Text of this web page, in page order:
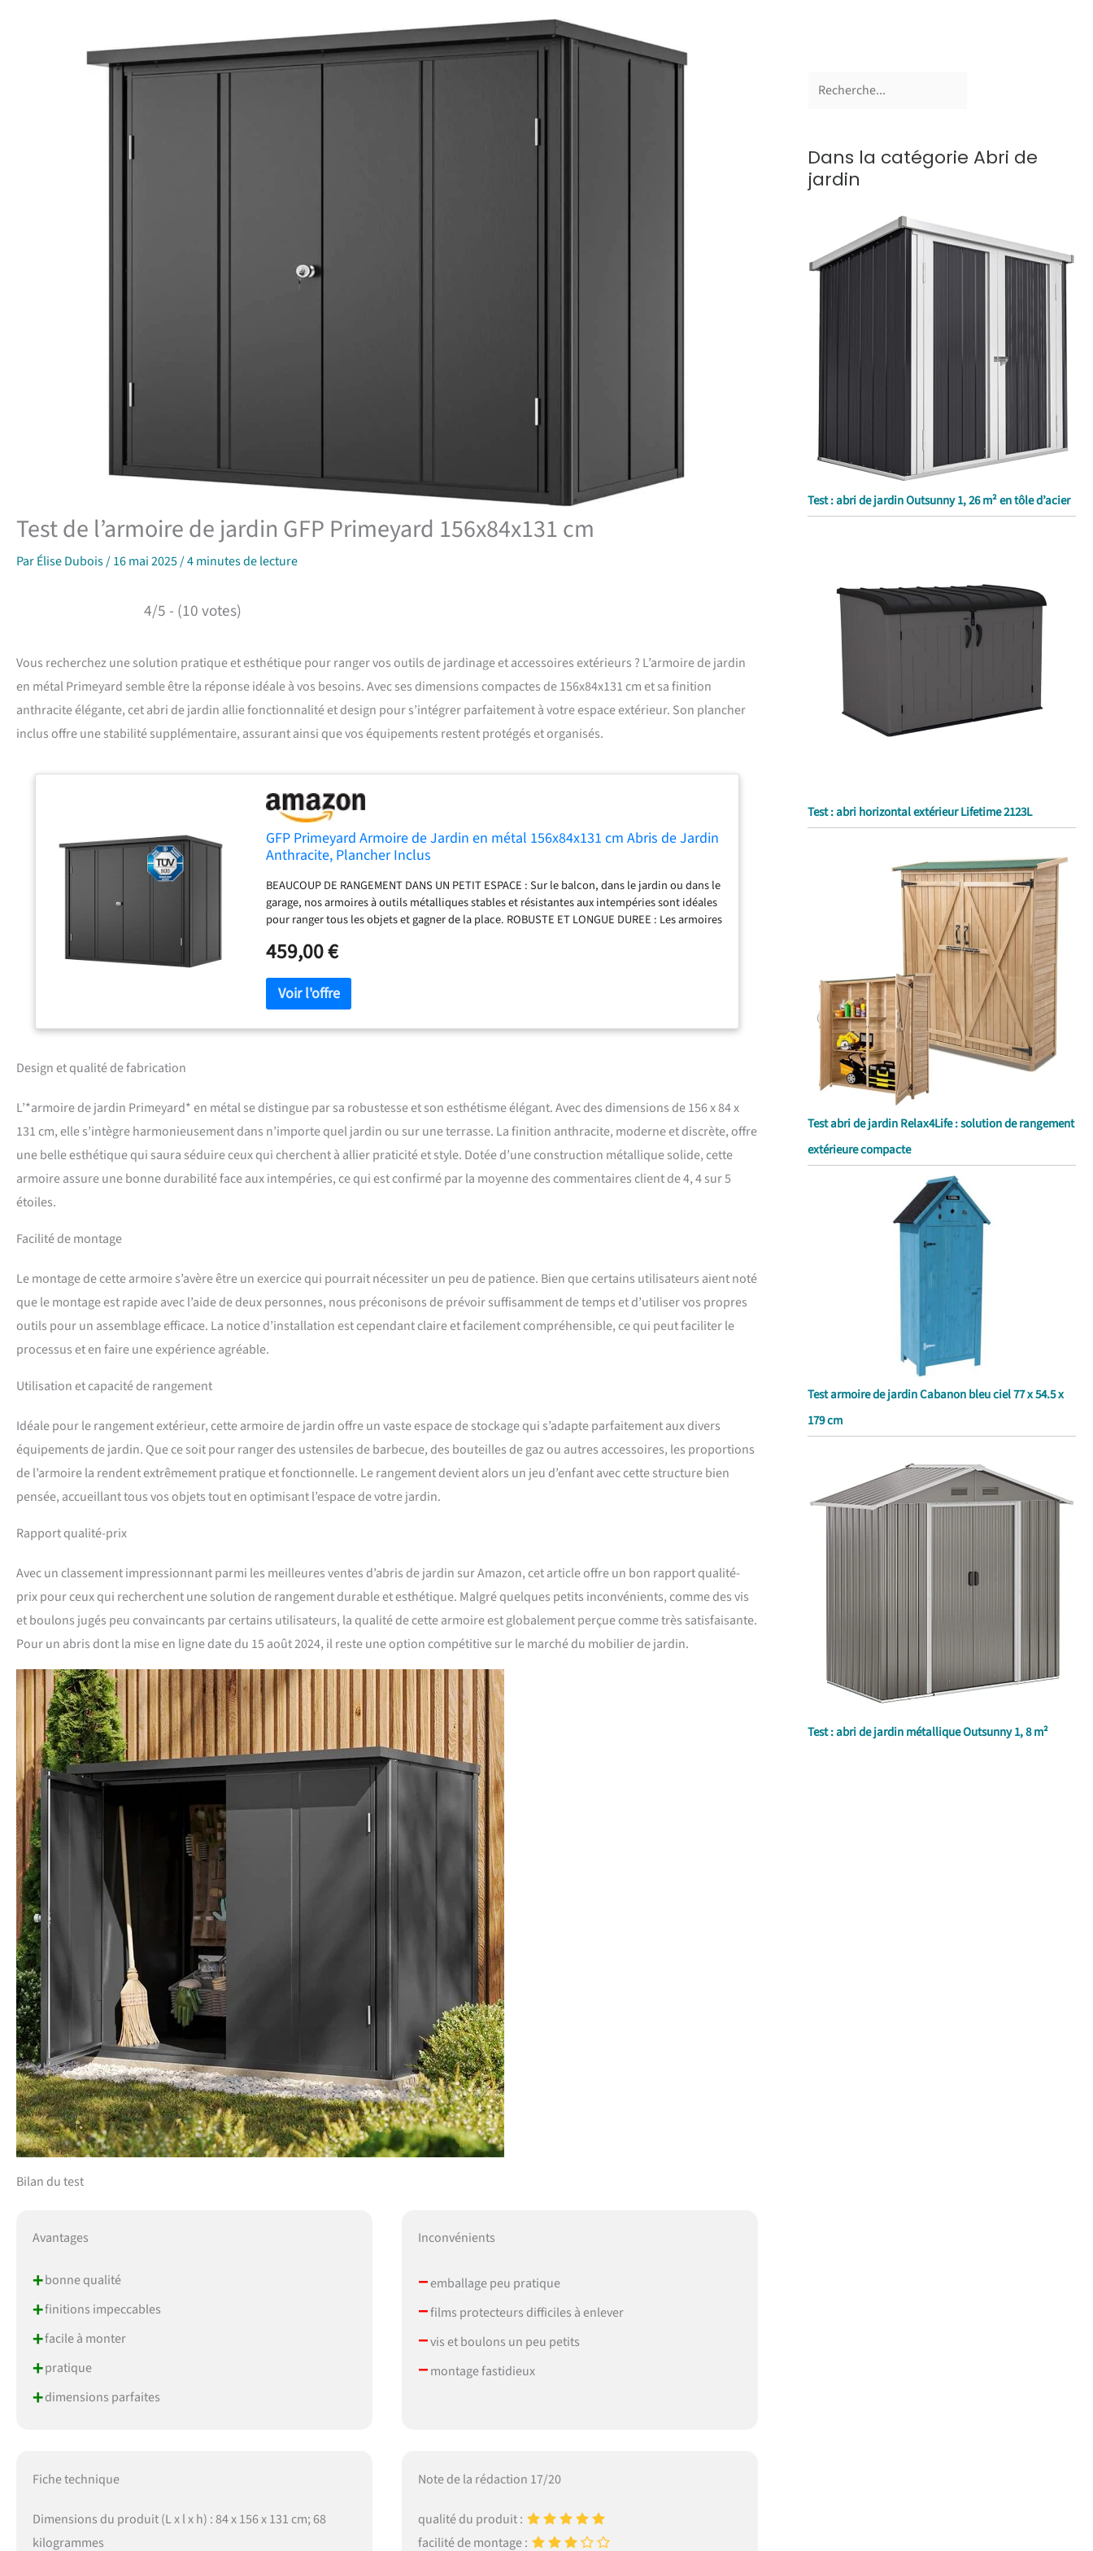
Test de l’armoire de jardin GFP Primeyard 156x84x131 cm
ParÉlise Dubois/16 mai 2025/4 minutes de lecture
4/5 - (10 votes)
Vous recherchez une solution pratique et esthétique pour ranger vos outils de jardinage et accessoires extérieurs ? L’armoire de jardin
en métal Primeyard semble être la réponse idéale à vos besoins. Avec ses dimensions compactes de 156x84x131 cm et sa finition
anthracite élégante, cet abri de jardin allie fonctionnalité et design pour s’intégrer parfaitement à votre espace extérieur. Son plancher
inclus offre une stabilité supplémentaire, assurant ainsi que vos équipements restent protégés et organisés.
GFP Primeyard Armoire de Jardin en métal 156x84x131 cm Abris de Jardin
Anthracite, Plancher Inclus
BEAUCOUP DE RANGEMENT DANS UN PETIT ESPACE : Sur le balcon, dans le jardin ou dans le
garage, nos armoires à outils métalliques stables et résistantes aux intempéries sont idéales
pour ranger tous les objets et gagner de la place. ROBUSTE ET LONGUE DUREE : Les armoires
poudre. Ces matériaux de qualité dispensent d'un entretien à vie. HAUTE STABILITÉ : Avec
Cette armoire à outils garantit une protection fiable en toutes saisons. PRATIQUE ET SÛR :
Les portes s'ouvrent facilet peuvent se verrouiller en toute sécurité avec la serrure
459,00 €
Design et qualité de fabrication
L’*armoire de jardin Primeyard* en métal se distingue par sa robustesse et son esthétisme élégant. Avec des dimensions de 156 x 84 x
131 cm, elle s’intègre harmonieusement dans n’importe quel jardin ou sur une terrasse. La finition anthracite, moderne et discrète, offre
une belle esthétique qui saura séduire ceux qui cherchent à allier praticité et style. Dotée d’une construction métallique solide, cette
armoire assure une bonne durabilité face aux intempéries, ce qui est confirmé par la moyenne des commentaires client de 4, 4 sur 5
étoiles.
Facilité de montage
Le montage de cette armoire s’avère être un exercice qui pourrait nécessiter un peu de patience. Bien que certains utilisateurs aient noté
que le montage est rapide avec l’aide de deux personnes, nous préconisons de prévoir suffisamment de temps et d’utiliser vos propres
outils pour un assemblage efficace. La notice d’installation est cependant claire et facilement compréhensible, ce qui peut faciliter le
processus et en faire une expérience agréable.
Utilisation et capacité de rangement
Idéale pour le rangement extérieur, cette armoire de jardin offre un vaste espace de stockage qui s’adapte parfaitement aux divers
équipements de jardin. Que ce soit pour ranger des ustensiles de barbecue, des bouteilles de gaz ou autres accessoires, les proportions
de l’armoire la rendent extrêmement pratique et fonctionnelle. Le rangement devient alors un jeu d’enfant avec cette structure bien
pensée, accueillant tous vos objets tout en optimisant l’espace de votre jardin.
Rapport qualité-prix
Avec un classement impressionnant parmi les meilleures ventes d’abris de jardin sur Amazon, cet article offre un bon rapport qualité-
prix pour ceux qui recherchent une solution de rangement durable et esthétique. Malgré quelques petits inconvénients, comme des vis
et boulons jugés peu convaincants par certains utilisateurs, la qualité de cette armoire est globalement perçue comme très satisfaisante.
Pour un abris dont la mise en ligne date du 15 août 2024, il reste une option compétitive sur le marché du mobilier de jardin.
Bilan du test
Avantages
+bonne qualité
+finitions impeccables
+facile à monter
+pratique
+dimensions parfaites
Inconvénients
–emballage peu pratique
–films protecteurs difficiles à enlever
–vis et boulons un peu petits
–montage fastidieux
Fiche technique
Dimensions du produit (L x l x h) : 84 x 156 x 131 cm; 68
kilogrammes
Note de la rédaction 17/20
qualité du produit :
facilité de montage :
Dans la catégorie Abri de
jardin
Test : abri de jardin Outsunny 1, 26 m² en tôle d’acier
Test : abri horizontal extérieur Lifetime 2123L
Test abri de jardin Relax4Life : solution de rangement
extérieure compacte
Test armoire de jardin Cabanon bleu ciel 77 x 54.5 x
179 cm
Test : abri de jardin métallique Outsunny 1, 8 m²